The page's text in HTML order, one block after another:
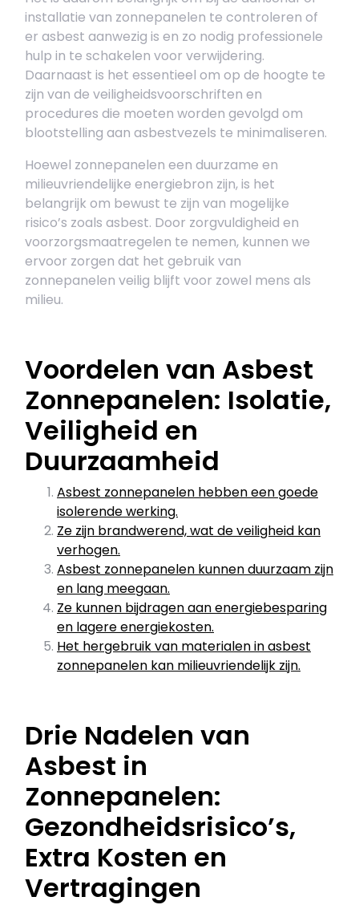
installatie van zonnepanelen te controleren of
er asbest aanwezig is en zo nodig professionele
hulp in te schakelen voor verwijdering.
Daarnaast is het essentieel om op de hoogte te
zijn van de veiligheidsvoorschriften en
procedures die moeten worden gevolgd om
blootstelling aan asbestvezels te minimaliseren.
Hoewel zonnepanelen een duurzame en
milieuvriendelijke energiebron zijn, is het
belangrijk om bewust te zijn van mogelijke
risico’s zoals asbest. Door zorgvuldigheid en
voorzorgsmaatregelen te nemen, kunnen we
ervoor zorgen dat het gebruik van
zonnepanelen veilig blijft voor zowel mens als
milieu.
Voordelen van Asbest
Zonnepanelen: Isolatie,
Veiligheid en
Duurzaamheid
Asbest zonnepanelen hebben een goede
isolerende werking.
Ze zijn brandwerend, wat de veiligheid kan
verhogen.
Asbest zonnepanelen kunnen duurzaam zijn
en lang meegaan.
Ze kunnen bijdragen aan energiebesparing
en lagere energiekosten.
Het hergebruik van materialen in asbest
zonnepanelen kan milieuvriendelijk zijn.
Drie Nadelen van
Asbest in
Zonnepanelen:
Gezondheidsrisico’s,
Extra Kosten en
Vertragingen